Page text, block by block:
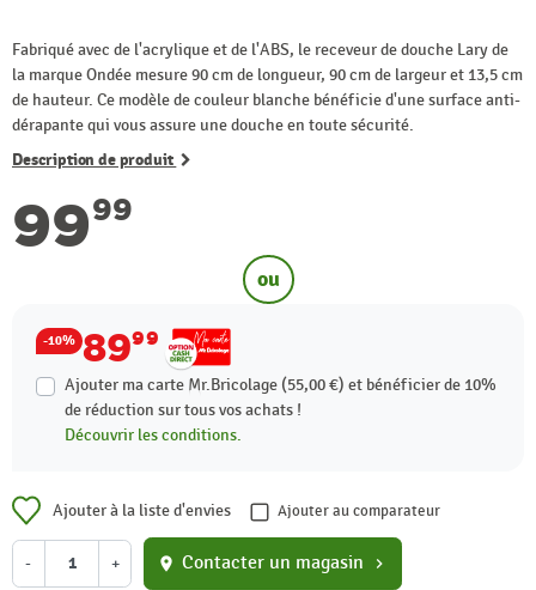
Fabriqué avec de l'acrylique et de l'ABS, le receveur de douche Lary de
la marque Ondée mesure 90 cm de longueur, 90 cm de largeur et 13,5 cm
de hauteur. Ce modèle de couleur blanche bénéficie d'une surface anti-
dérapante qui vous assure une douche en toute sécurité.
Description de produit
9999
ou
-10% 8999
Ajouter ma carte Mr.Bricolage (55,00 €) et bénéficier de 10%
de réduction sur tous vos achats !
Découvrir les conditions.
Ajouter à la liste d'envies Ajouter au comparateur
- + location_on Contacter un magasin chevron_right